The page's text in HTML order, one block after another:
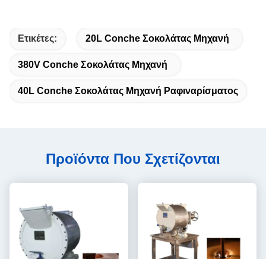
Ετικέτες: 20L Conche Σοκολάτας Μηχανή
380V Conche Σοκολάτας Μηχανή
40L Conche Σοκολάτας Μηχανή Ραφιναρίσματος
Προϊόντα Που Σχετίζονται